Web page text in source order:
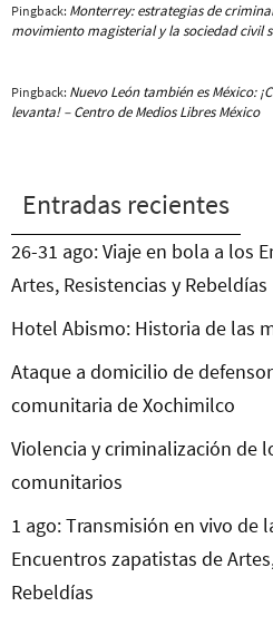
Pingback: Monterrey: estrategias de
movimiento magisterial y la sociedad civil
Pingback: Nuevo León también es México:
levanta! – Centro de Medios Libres México
Entradas recientes
26-31 ago: Viaje en bola a los
Artes, Resistencias y Rebeldías
Hotel Abismo: Historia de las
Ataque a domicilio de
comunitaria de Xochimilco
Violencia y criminalización de
comunitarios
1 ago: Transmisión en vivo de
Encuentros zapatistas de
Rebeldías